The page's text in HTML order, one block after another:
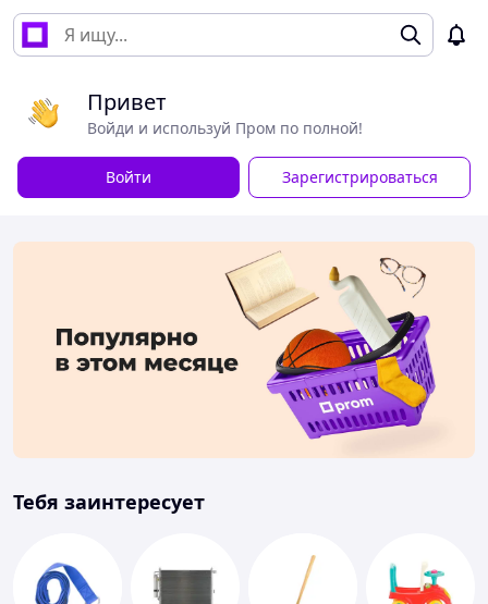
Привет
Войди и используй Пром по полной!
Войти Зарегистрироваться
Тебя заинтересует